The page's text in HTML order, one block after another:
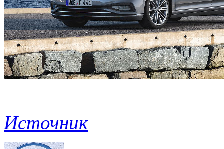
Источник